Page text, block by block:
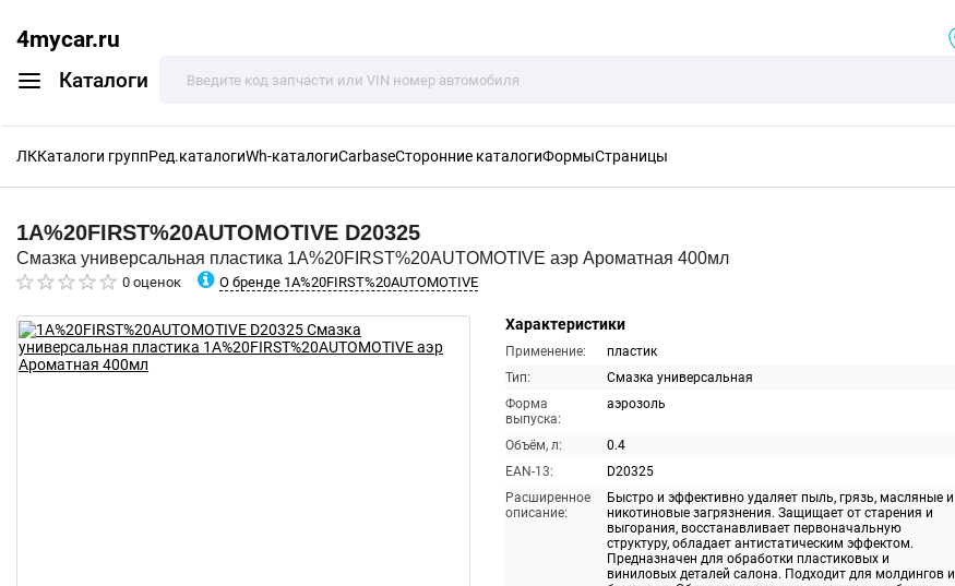
4mycar.ru
Каталоги
ЛККаталоги группРед.каталогиWh-каталогиCarbaseСторонние каталогиФормыСтраницы
1A%20FIRST%20AUTOMOTIVE D20325
Смазка универсальная пластика 1A%20FIRST%20AUTOMOTIVE аэр Ароматная 400мл
0 оценок О бренде 1A%20FIRST%20AUTOMOTIVE
Характеристики
Применение:
пластик
Тип:
Смазка универсальная
Форма
выпуска:
аэрозоль
Объём, л:
0.4
EAN-13:
D20325
Расширенное
описание:
Быстро и эффективно удаляет пыль, грязь, масляные и
никотиновые загрязнения. Защищает от старения и
выгорания, восстанавливает первоначальную
структуру, обладает антистатическим эффектом.
Предназначен для обработки пластиковых и
виниловых деталей салона. Подходит для молдингов и